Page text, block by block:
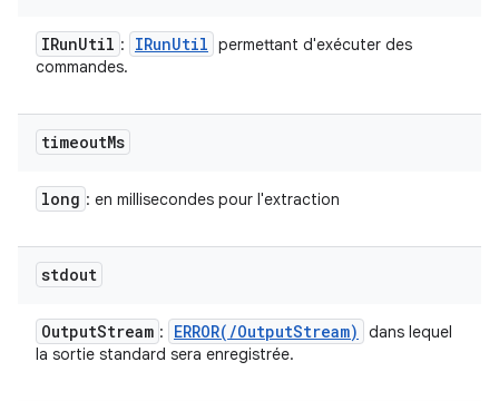
IRunUtil : IRunUtil permettant d'exécuter des
commandes.
timeoutMs
long : en millisecondes pour l'extraction
stdout
OutputStream : ERROR( /OutputStream)
dans lequel
la sortie standard sera enregistrée.